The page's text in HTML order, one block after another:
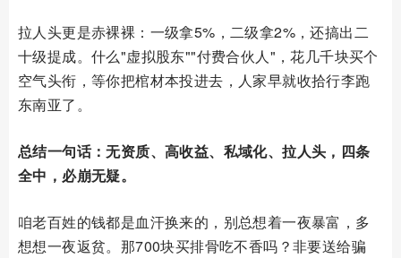
拉人头更是赤裸裸：一级拿5%，二级拿2%，还搞出二
十级提成。什么"虚拟股东""付费合伙人"，花几千块买个
空气头衔，等你把棺材本投进去，人家早就收拾行李跑
东南亚了。
总结一句话：无资质、高收益、私域化、拉人头，四条
全中，必崩无疑。
咱老百姓的钱都是血汗换来的，别总想着一夜暴富，多
想想一夜返贫。那700块买排骨吃不香吗？非要送给骗